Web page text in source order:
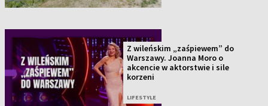
Z wileńskim „zaśpiewem” do
Warszawy. Joanna Moro o
akcencie w aktorstwie i sile
korzeni
LIFESTYLE